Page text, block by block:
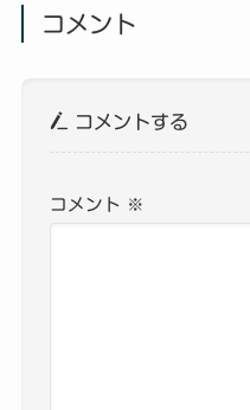
コメント
コメントする
コメント ※